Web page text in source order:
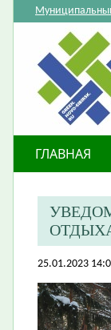
ГЛАВНАЯ
25.01.2023